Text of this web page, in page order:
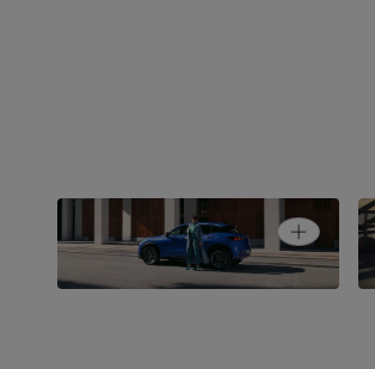
LBX ELEGANT Open card